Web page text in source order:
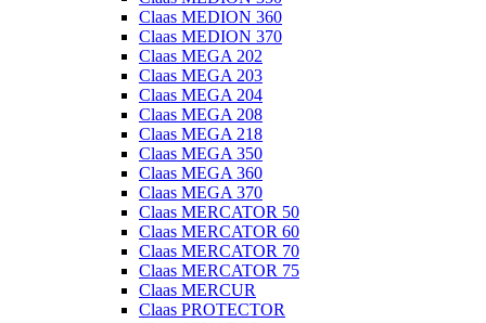
Claas MEDION 360
Claas MEDION 370
Claas MEGA 202
Claas MEGA 203
Claas MEGA 204
Claas MEGA 208
Claas MEGA 218
Claas MEGA 350
Claas MEGA 360
Claas MEGA 370
Claas MERCATOR 50
Claas MERCATOR 60
Claas MERCATOR 70
Claas MERCATOR 75
Claas MERCUR
Claas PROTECTOR